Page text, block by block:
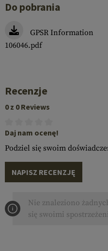
Do pobrania
GPSR Information
106046.pdf
Recenzje
0 z 0 Reviews
Daj nam ocenę!
Podziel się swoim
NAPISZ RECENZJĘ
Nie znaleziono
się swoimi